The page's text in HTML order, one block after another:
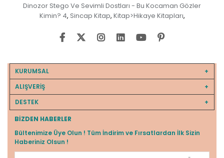
Dinozor Stego Ve Sevimli Dostları - Bu Kocaman Gözler
Kimin? 4, Sincap Kitap, Kitap>Hikaye Kitapları,
KURUMSAL
ALIŞVERİŞ
DESTEK
BIZDEN HABERLER
Bültenimize Üye Olun ! Tüm İndirim ve Fırsatlardan İlk Sizin
Haberiniz Olsun !